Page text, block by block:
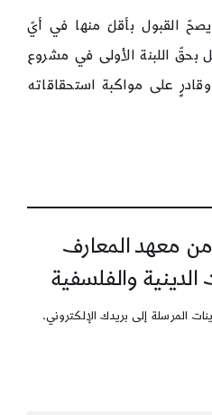
القبول بأقلّ منها في أيّ
اللبنة الأولى في مشروع
على مواكبة استحقاقاته
معهد المعارف
والفلسفية
المرسلة إلى بريدك الإلكتروني.